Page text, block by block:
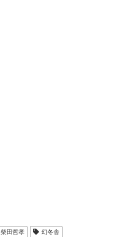
柴田哲孝 幻冬舎